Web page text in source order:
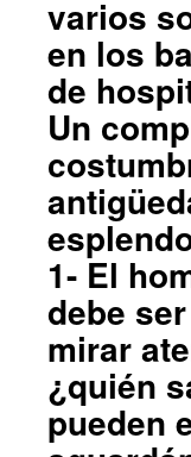
varios
en los
de
Un
1- El
debe
mirar
¿quién
pueden